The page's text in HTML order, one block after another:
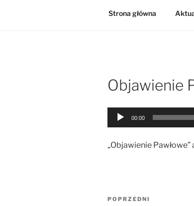
Strona główna
Objawienie
Odtwarzacz
00:00
„Objawienie
Nawigacja
Poprzedni
POPRZEDNI